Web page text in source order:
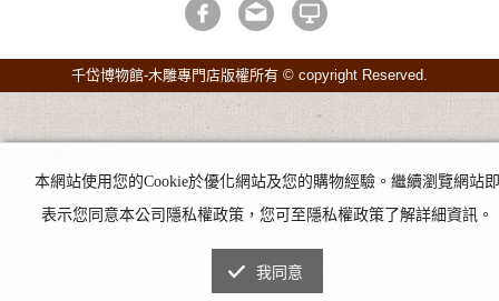
千岱博物館-木雕專門店版權所有 © copyright Reserved.
本網站使用您的Cookie於優化網站及您的購物經驗。繼續瀏覽網站即
表示您同意本公司隱私權政策，您可至隱私權政策了解詳細資訊。
我同意